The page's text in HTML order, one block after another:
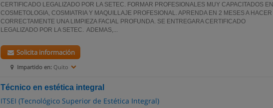
CERTIFICADO LEGALIZADO POR LA SETEC. FORMAR PROFESIONALES MUY CAPACITADOS EN
COSMETOLOGIA, COSMIATRIA Y MAQUILLAJE PROFESIONAL. APRENDA EN 2 MESES A HACER
CORRECTAMENTE UNA LIMPIEZA FACIAL PROFUNDA. SE ENTREGARA CERTIFICADO
LEGALIZADO POR LA SETEC. ADEMAS,...
Impartido en: Quito
Solicita información
Técnico en estética integral
ITSEI (Tecnológico Superior de Estética Integral)